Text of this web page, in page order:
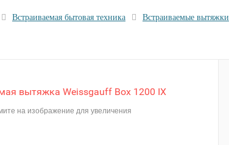
Встраиваемая бытовая техника Встраиваемые вытяжки
на изображение для увеличения